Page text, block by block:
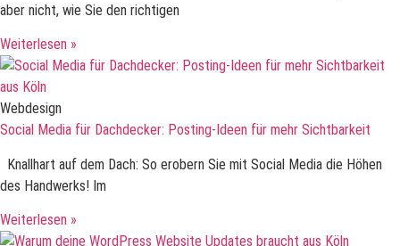
aber nicht, wie Sie den richtigen
Weiterlesen »
Webdesign
Social Media für Dachdecker: Posting-Ideen für mehr Sichtbarkeit
Knallhart auf dem Dach: So erobern Sie mit Social Media die Höhen
des Handwerks! Im
Weiterlesen »